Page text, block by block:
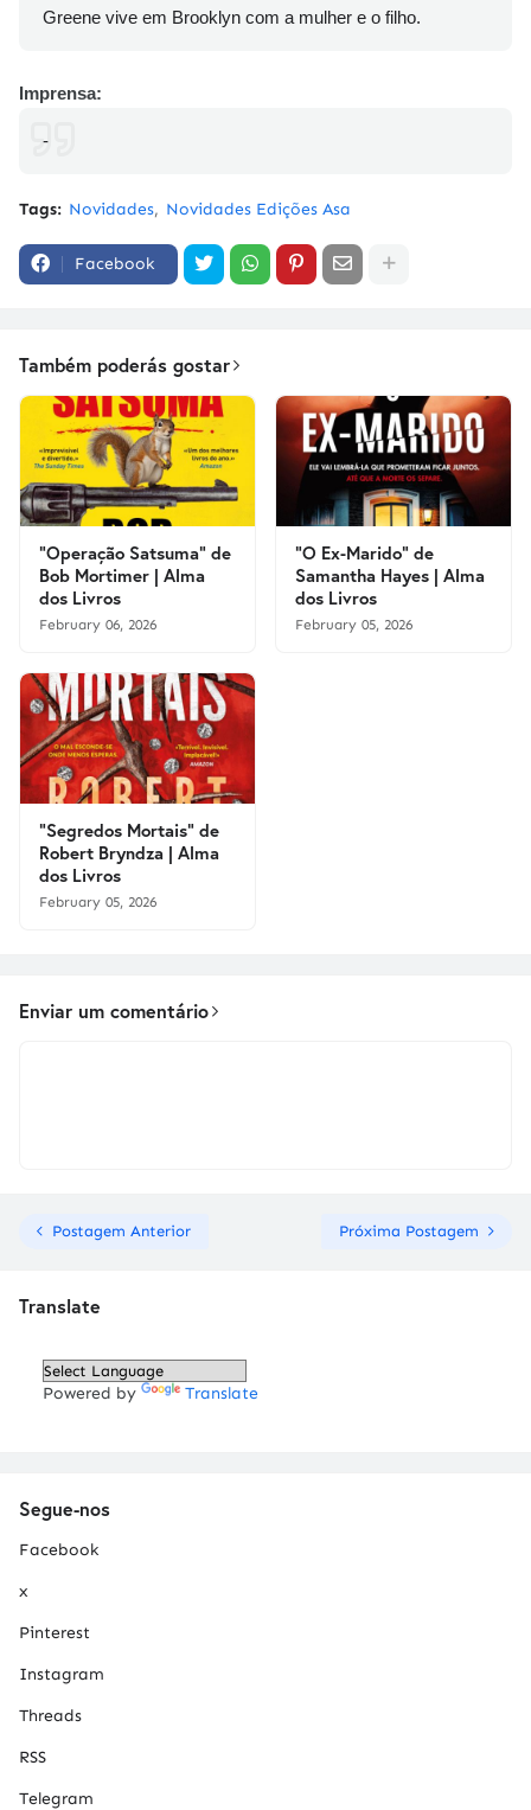
Greene vive em Brooklyn com a mulher e o filho.
Imprensa:
-
Tags: Novidades Novidades Edições Asa
Facebook
Também poderás gostar
"Operação Satsuma" de
Bob Mortimer | Alma
dos Livros
February 06, 2026
"O Ex-Marido" de
Samantha Hayes | Alma
dos Livros
February 05, 2026
"Segredos Mortais" de
Robert Bryndza | Alma
dos Livros
February 05, 2026
Enviar um comentário
Postagem Anterior Próxima Postagem
Translate
Powered by Translate
Segue-nos
Facebook
x
Pinterest
Instagram
Threads
RSS
Telegram